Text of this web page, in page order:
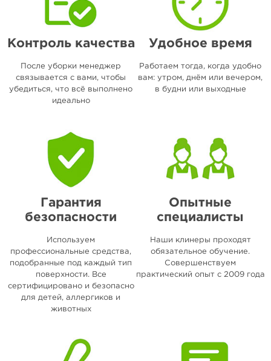
Контроль качества
После уборки менеджер
связывается с вами, чтобы
убедиться, что всё выполнено
идеально
Удобное время
Работаем тогда, когда удобно
вам: утром, днём или вечером,
в будни или выходные
Гарантия
безопасности
Используем
профессиональные средства,
подобранные под каждый тип
поверхности. Все
сертифицировано и безопасно
для детей, аллергиков и
животных
Опытные
специалисты
Наши клинеры проходят
обязательное обучение.
Совершенствуем
практический опыт с 2009 года